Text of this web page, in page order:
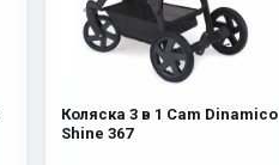
Коляска 3 в 1 Cam Dinamico
Shine 367